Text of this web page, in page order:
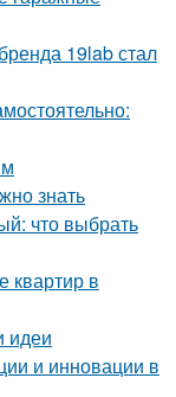
19lab стал
знать
что выбрать
квартир в
идеи
и инновации в